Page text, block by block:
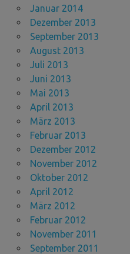
Januar 2014
Dezember 2013
September 2013
August 2013
Juli 2013
Juni 2013
Mai 2013
April 2013
März 2013
Februar 2013
Dezember 2012
November 2012
Oktober 2012
April 2012
März 2012
Februar 2012
November 2011
September 2011